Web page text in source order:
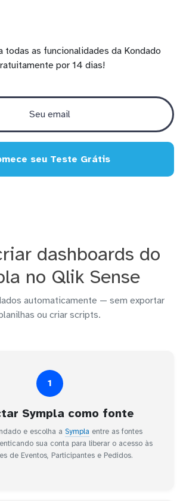
todas as funcionalidades da Kondado
por 14 dias!
seu Teste Grátis
dashboards do
no Qlik Sense
automaticamente — sem exportar
ou criar scripts.
1
Sympla como fonte
e escolha a Sympla entre as fontes
sua conta para liberar o acesso às
de Eventos, Participantes e Pedidos.